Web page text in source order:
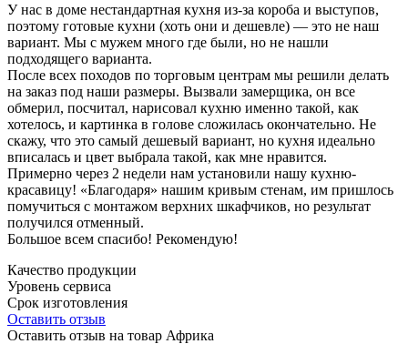
У нас в доме нестандартная кухня из-за короба и выступов,
поэтому готовые кухни (хоть они и дешевле) — это не наш
вариант. Мы с мужем много где были, но не нашли
подходящего варианта.
После всех походов по торговым центрам мы решили делать
на заказ под наши размеры. Вызвали замерщика, он все
обмерил, посчитал, нарисовал кухню именно такой, как
хотелось, и картинка в голове сложилась окончательно. Не
скажу, что это самый дешевый вариант, но кухня идеально
вписалась и цвет выбрала такой, как мне нравится.
Примерно через 2 недели нам установили нашу кухню-
красавицу! «Благодаря» нашим кривым стенам, им пришлось
помучиться с монтажом верхних шкафчиков, но результат
получился отменный.
Большое всем спасибо! Рекомендую!
Качество продукции
Уровень сервиса
Срок изготовления
Оставить отзыв
Оставить отзыв на товар Африка